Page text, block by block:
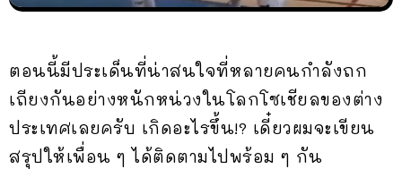
ตอนนี้มีประเด็นที่น่าสนใจที่หลายคนกำลังถก
เถียงกันอย่างหนักหน่วงในโลกโซเชียลของต่าง
ประเทศเลยครับ เกิดอะไรขึ้น!? เดี๋ยวผมจะเขียน
สรุปให้เพื่อน ๆ ได้ติดตามไปพร้อม ๆ กัน